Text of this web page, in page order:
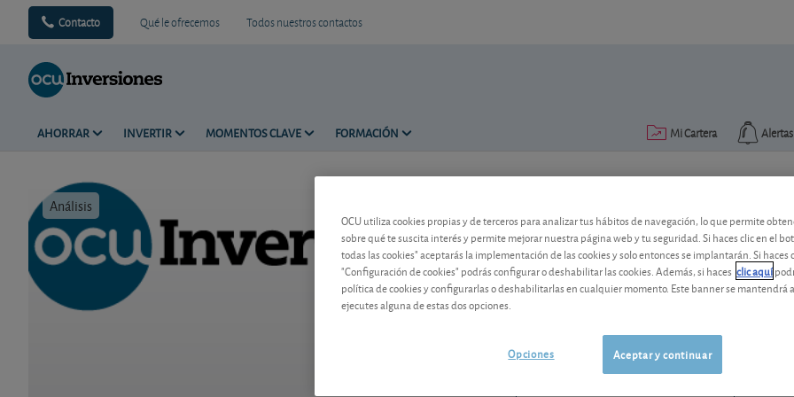
Contacto Qué le ofrecemos Todos nuestros contactos
AHORRAR INVERTIR MOMENTOS CLAVE FORMACIÓN Alertas
Mi Cartera
Análisis
Ferrovial: estará en el
Ante la próxima salida a bolsa de
posiciones en un negocio estratégico
OCU utiliza cookies propias y de terceros para analizar tus hábitos de navegación, lo que permite
sobre qué te suscita interés y permite mejorar nuestra página web y tu seguridad. Si haces clic en el
todas las cookies" aceptarás la implementación de las cookies y solo entonces se implantarán. Si haces
"Configuración de cookies" podrás configurar o deshabilitar las cookies. Además, si haces clic aquí
política de cookies y configurarlas o deshabilitarlas en cualquier momento. Este banner se mantendrá
ejecutes alguna de estas dos opciones.
Aceptar y continuar
Opciones